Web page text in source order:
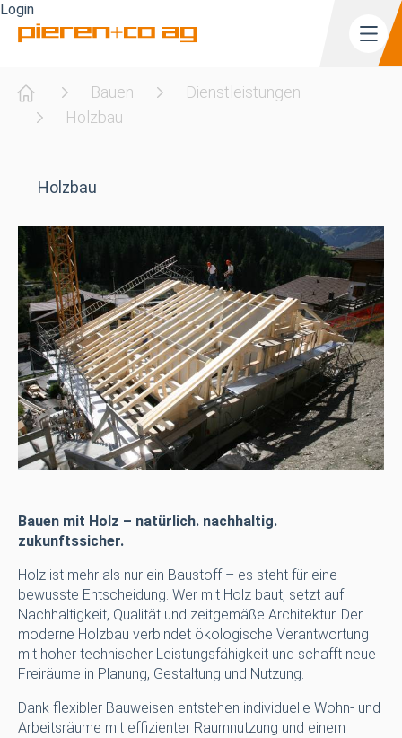
Main
Startseite Bauen
Dienstleistungen
Holzbau
Holzbau
Bauen mit Holz – natürlich. nachhaltig.
zukunftssicher.
Holz ist mehr als nur ein Baustoff – es steht für eine
bewusste Entscheidung. Wer mit Holz baut, setzt auf
Nachhaltigkeit, Qualität und zeitgemäße Architektur. Der
moderne Holzbau verbindet ökologische Verantwortung
mit hoher technischer Leistungsfähigkeit und schafft neue
Freiräume in Planung, Gestaltung und Nutzung.
Dank flexibler Bauweisen entstehen individuelle Wohn- und
Arbeitsräume mit effizienter Raumnutzung und einem
Login